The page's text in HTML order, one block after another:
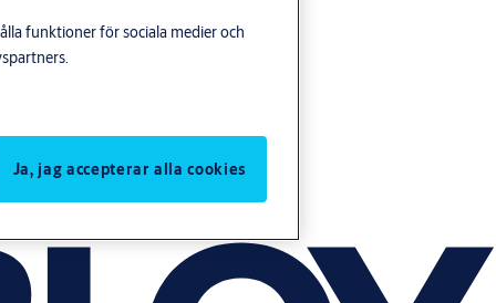
funktioner för sociala medier och
Ja, jag accepterar alla cookies